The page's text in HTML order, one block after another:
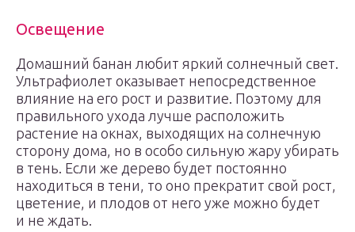
Освещение
Домашний банан любит яркий солнечный свет.
Ультрафиолет оказывает непосредственное
влияние на его рост и развитие. Поэтому для
правильного ухода лучше расположить
растение на окнах, выходящих на солнечную
сторону дома, но в особо сильную жару убирать
в тень. Если же дерево будет постоянно
находиться в тени, то оно прекратит свой рост,
цветение, и плодов от него уже можно будет
и не ждать.